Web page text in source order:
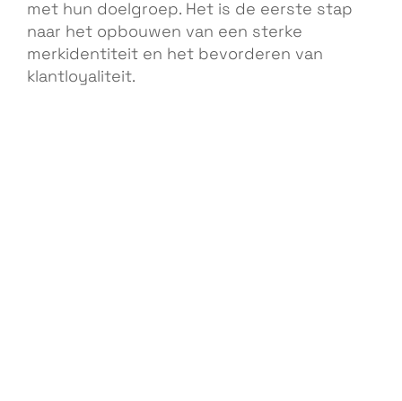
met hun doelgroep. Het is de eerste stap
naar het opbouwen van een sterke
merkidentiteit en het bevorderen van
klantloyaliteit.